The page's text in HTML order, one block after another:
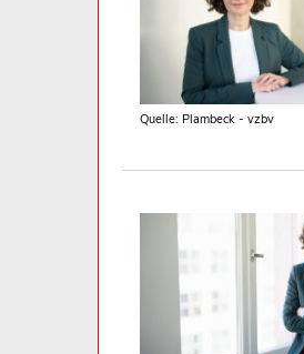
Quelle: Plambeck - vzbv